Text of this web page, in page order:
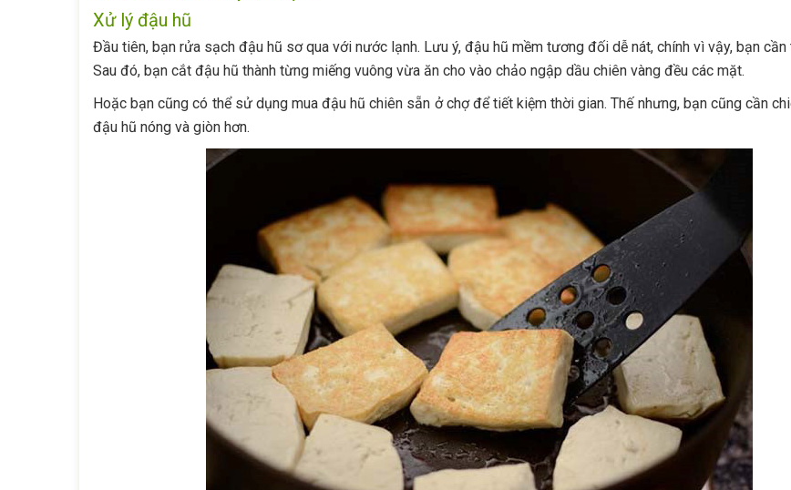
Xử lý đậu hũ
Đầu tiên, bạn rửa sạch đậu hũ sơ qua với nước lạnh. Lưu ý, đậu hũ mềm tương đối dễ nát, chính vì vậy, bạn cần
Sau đó, bạn cắt đậu hũ thành từng miếng vuông vừa ăn cho vào chảo ngập dầu chiên vàng đều các mặt.
Hoặc bạn cũng có thể sử dụng mua đậu hũ chiên sẵn ở chợ để tiết kiệm thời gian. Thế nhưng, bạn cũng cần
đậu hũ nóng và giòn hơn.